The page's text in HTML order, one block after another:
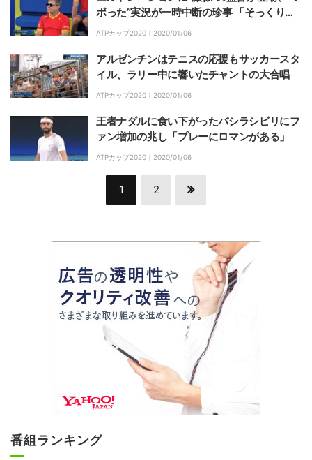
ボった”実況が一時中断の珍事 「そっくりど
ころじゃないｗ」の声も【テニスATPカッ
ATPカップ2020｜ 2020/01/06
アルゼンチンはテニスの応援もサッカースタ
イル、ラリー中に響いたチャントの大合唱
ATPカップ2020｜ 2020/01/06
王者ナダルに食い下がったバシラシビリにフ
ァン増加の兆し「プレーにロマンがある」
ATPカップ2020｜ 2020/01/06
1 2
番組ランキング